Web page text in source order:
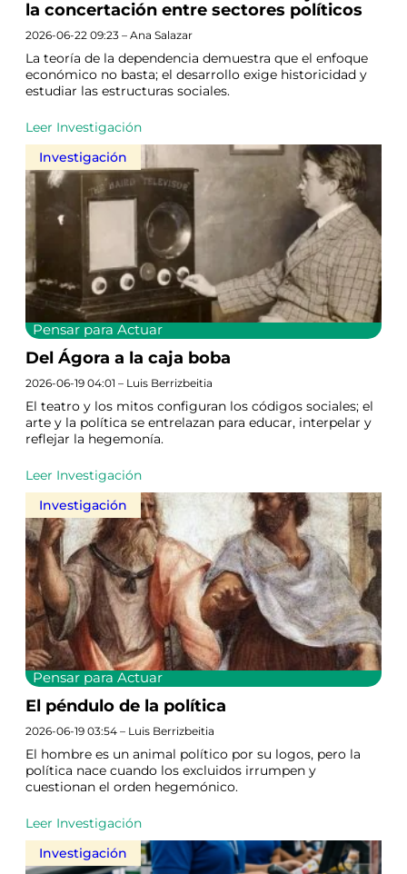
la concertación entre sectores políticos
2026-06-22 09:23 – Ana Salazar
La teoría de la dependencia demuestra que el enfoque
económico no basta; el desarrollo exige historicidad y
estudiar las estructuras sociales.
Leer Investigación
Investigación
Pensar para Actuar
Del Ágora a la caja boba
2026-06-19 04:01 – Luis Berrizbeitia
El teatro y los mitos configuran los códigos sociales; el
arte y la política se entrelazan para educar, interpelar y
reflejar la hegemonía.
Leer Investigación
Investigación
Pensar para Actuar
El péndulo de la política
2026-06-19 03:54 – Luis Berrizbeitia
El hombre es un animal político por su logos, pero la
política nace cuando los excluidos irrumpen y
cuestionan el orden hegemónico.
Leer Investigación
Investigación